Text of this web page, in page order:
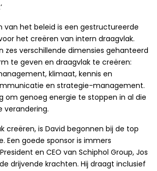
van het beleid is een gestructureerde
het creëren van intern draagvlak.
zes verschillende dimensies gehanteerd
te geven en draagvlak te creëren:
klimaat, kennis en
en strategie-management.
om genoeg energie te stoppen in al die
verandering.
creëren, is David begonnen bij de top
Een goede sponsor is immers
en CEO van Schiphol Group, Jos
drijvende krachten. Hij draagt inclusief